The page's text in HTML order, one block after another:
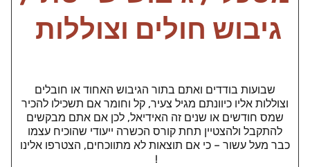
גיבוש חולים וצוללות
שבועות בודדים ואתם בתור הגיבוש האחוד או חובלים
וצוללות אליו כיוונתם מגיל צעיר, קל וחומר אם תשכילו להכיר
שמס חודשים או שנים זה האידיאל, לכן אם אתם מבקשים
להתקבל ולהצטיין תחת קורס הכשרה ייעודי שהוכיח עצמו
כבר מעל עשור – כי אם תוצאות לא מתווכחים, הצטרפו אלינו
!